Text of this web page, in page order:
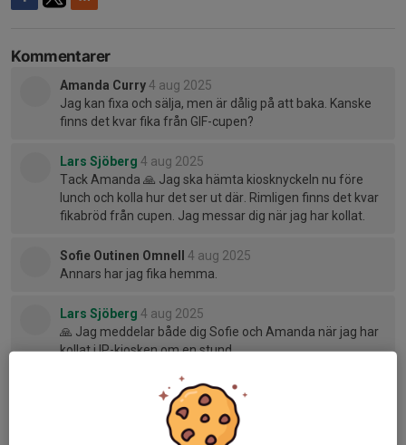
Kommentarer
Amanda Curry4 aug 2025
Jag kan fixa och sälja, men är dålig på att baka. Kanske
finns det kvar fika från GIF-cupen?
Lars Sjöberg 4 aug 2025
Tack Amanda 🙏 Jag ska hämta kiosknyckeln nu före
lunch och kolla hur det ser ut där. Rimligen finns det kvar
fikabröd från cupen. Jag messar dig när jag har kollat.
Sofie Outinen Omnell
4 aug 2025
Annars har jag fika hemma.
Lars Sjöberg 4 aug 2025
🙏 Jag meddelar både dig Sofie och Amanda när jag har
kollat i IP-kiosken om en stund.